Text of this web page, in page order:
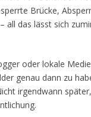
Brücke,
all das lässt sich
oder lokale
genau dann zu
irgendwann